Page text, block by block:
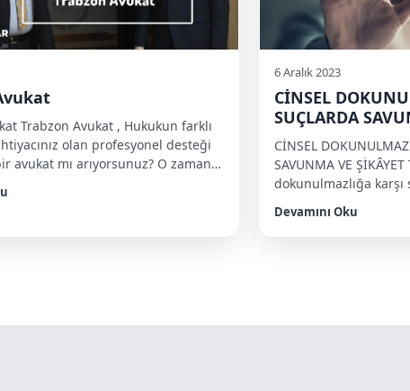
Trabzon Avukat , Hukukun farklı
olan profesyonel desteği
avukat mı arıyorsunuz? O zaman
Trabzon’da, her türlü hukuki
olacak uzman avukatlarla
6 Aralık 2023
CİNSEL
SUÇLARDA
CİNSEL
SAVUNMA VE
dokunulmazlığa
ayrılmıştır. Bu suçlar;
Çocukların cinsel
Devamını Oku